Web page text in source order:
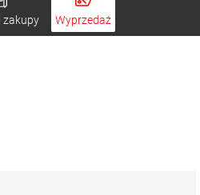
zakupy Wyprzedaż